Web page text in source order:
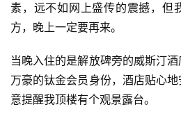
素，远不如网上盛传的震撼，但
方，晚上一定要再来。
当晚入住的是解放碑旁的威斯汀
万豪的钛金会员身份，酒店贴心
意提醒我顶楼有个观景露台。